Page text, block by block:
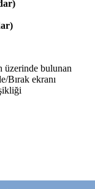
Seçimi
üzerinde bulunan
Bırak ekranı